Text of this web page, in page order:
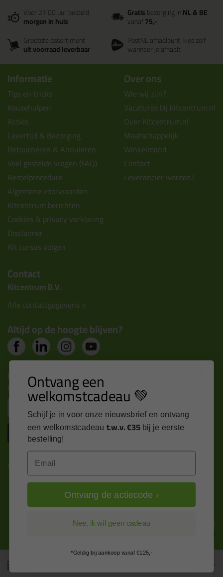
Voor 21:00 uur besteld
morgen in huis
Gratisbezorging inNL & BE
vanaf75,-
Grootste assortiment
uit voorraad leverbaar
PostNL afhaalpunt: kies zelf
wanneer je afhaalt
Informatie
Tips en tricks
Keuzehulpen
Acties
Levertijd & Bezorging
Retourneren & Annuleren
Veel gestelde vragen (FAQ)
Bestelprocedure
Algemene voorwaarden
Kitcentrum berichten
Cookies & privacy verklaring
Disclaimer
Kit cursus volgen
Over ons
Wie wij zijn?
Vacatures bij kitcentrum.nl
Over Kitcentrum.nl
Maatschappelijk
Winkelmand
Contact
Leverancier worden?
Contact
Kitcentrum B.V.
Alle contactgegevens >
Altijd op de hoogte blijven?
Nieuws, tips en exclusieve deals rechtstreeks in je
inbox
Inschrijven
Kitcentrum is trots op:
Alle prijzen zijn in EURO en excl. 21% BTW
wijzig naar incl. BTW
Ontvang een
welkomstcadeau 💚
Schijf je in voor onze nieuwsbrief en ontvang
een welkomstcadeau t.w.v. €35 bij je eerste
bestelling!
Email
Ontvang de actiecode ›
Nee, ik wil geen cadeau
*Geldig bij aankoop vanaf €125,-